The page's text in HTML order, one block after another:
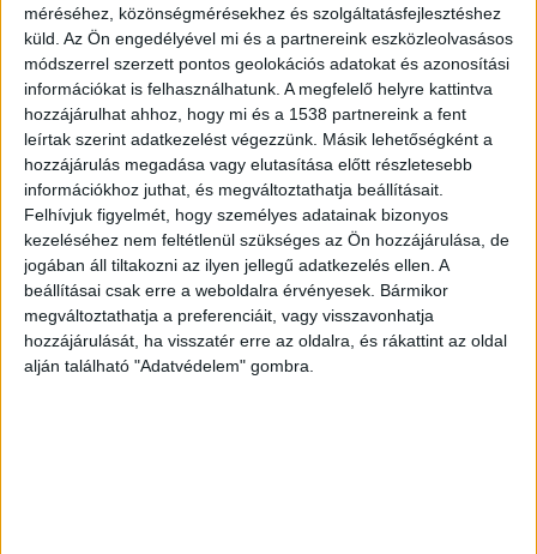
méréséhez, közönségmérésekhez és szolgáltatásfejlesztéshez
küld. Az Ön engedélyével mi és a partnereink eszközleolvasásos
módszerrel szerzett pontos geolokációs adatokat és azonosítási
információkat is felhasználhatunk. A megfelelő helyre kattintva
hozzájárulhat ahhoz, hogy mi és a 1538 partnereink a fent
leírtak szerint adatkezelést végezzünk. Másik lehetőségként a
hozzájárulás megadása vagy elutasítása előtt részletesebb
információkhoz juthat, és megváltoztathatja beállításait.
Felhívjuk figyelmét, hogy személyes adatainak bizonyos
kezeléséhez nem feltétlenül szükséges az Ön hozzájárulása, de
jogában áll tiltakozni az ilyen jellegű adatkezelés ellen. A
beállításai csak erre a weboldalra érvényesek. Bármikor
megváltoztathatja a preferenciáit, vagy visszavonhatja
hozzájárulását, ha visszatér erre az oldalra, és rákattint az oldal
alján található "Adatvédelem" gombra.
végéhez, a buszvégállomáshoz közel, a település
szélén magasodik a két óriás. Kis hídon kell
átmenni a parkolóból, hogy megérkezzünk a
rétre. Már messziről látszik, hogy itt bizony nem
mindennapi fákról van szó.A
BudaPestkörnyeke.hu legfrissebb híreit ide
kattintva éred el.